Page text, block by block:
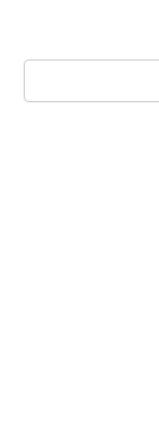
Поиск: